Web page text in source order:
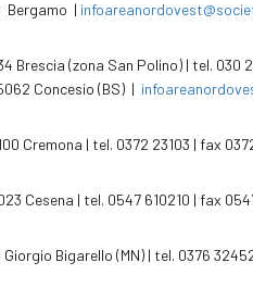
Bergamo |
Brescia (zona San Polino) | tel.
Concesio (BS) |
Cremona | tel. 0372 23103 | fax
Cesena | tel. 0547 610210 | fax
Bigarello (MN) | tel. 0376